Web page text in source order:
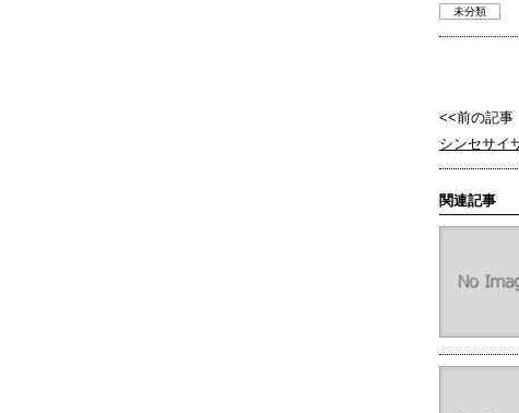
未分類
<<前の記事
シンセサイ
関連記事